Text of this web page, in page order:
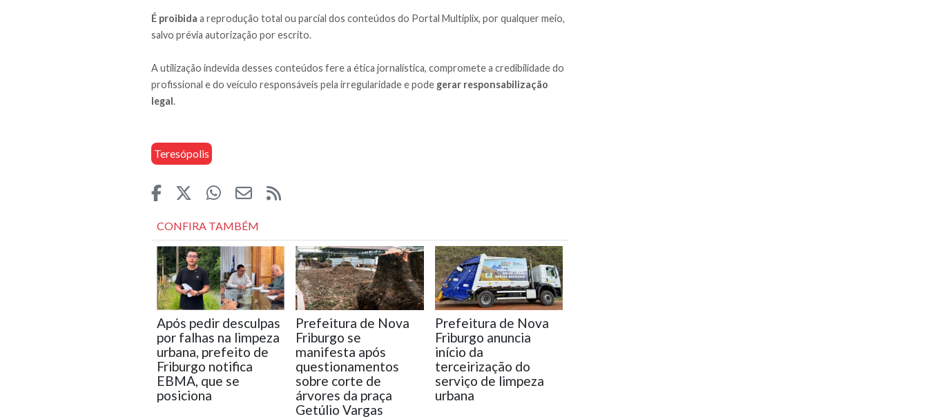
É proibida a reprodução total ou parcial dos conteúdos do Portal Multiplix, por qualquer meio,
salvo prévia autorização por escrito.
A utilização indevida desses conteúdos fere a ética jornalística, compromete a credibilidade do
profissional e do veículo responsáveis pela irregularidade e pode gerar responsabilização
legal.
Teresópolis
CONFIRA TAMBÉM
Após pedir desculpas
por falhas na limpeza
urbana, prefeito de
Friburgo notifica
EBMA, que se
posiciona
Prefeitura de Nova
Friburgo se
manifesta após
questionamentos
sobre corte de
árvores da praça
Getúlio Vargas
Prefeitura de Nova
Friburgo anuncia
início da
terceirização do
serviço de limpeza
urbana